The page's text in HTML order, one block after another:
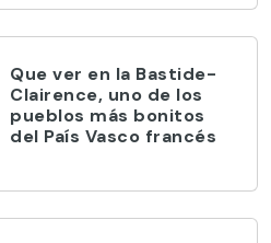
Que ver en la Bastide-
Clairence, uno de los
pueblos más bonitos
del País Vasco francés